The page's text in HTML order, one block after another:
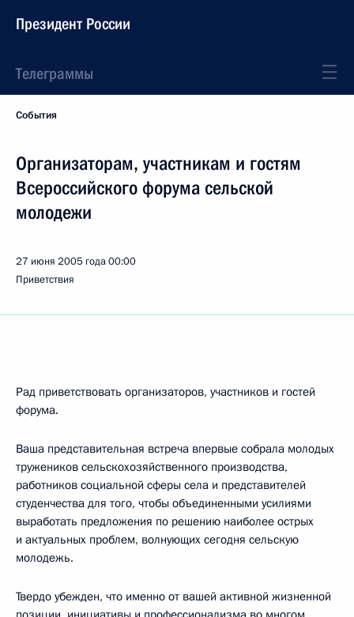
Президент России
Телеграммы
События
Организаторам, участникам и гостям
Всероссийского форума сельской
молодежи
27 июня 2005 года00:00
Приветствия
Рад приветствовать организаторов, участников и гостей
форума.
Ваша представительная встреча впервые собрала молодых
тружеников сельскохозяйственного производства,
работников социальной сферы села и представителей
студенчества для того, чтобы объединенными усилиями
выработать предложения по решению наиболее острых
и актуальных проблем, волнующих сегодня сельскую
молодежь.
Твердо убежден, что именно от вашей активной жизненной